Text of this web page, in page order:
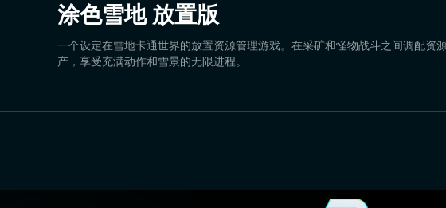
涂色雪地 放置版
一个设定在雪地卡通世界的放置资源管理游戏。在采矿和怪物战斗之间调配资
产，享受充满动作和雪景的无限进程。